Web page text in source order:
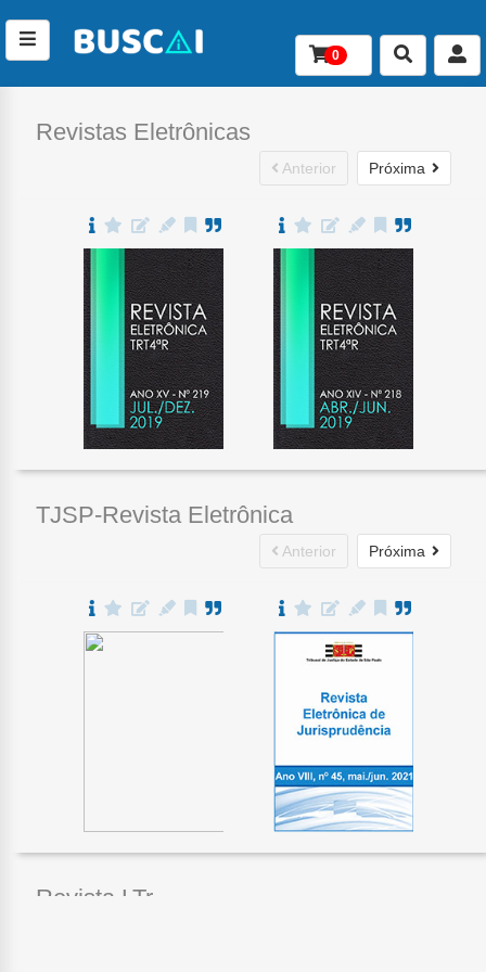
0
Revistas Eletrônicas
Anterior Próxima
TJSP-Revista Eletrônica
Anterior Próxima
Revista LTr